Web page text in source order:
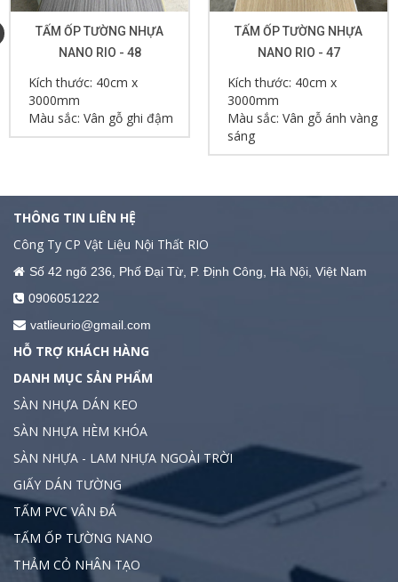
TẤM ỐP TƯỜNG NHỰA
NANO RIO - 48
Kích thước: 40cm x
3000mm
Màu sắc: Vân gỗ ghi đậm
TẤM ỐP TƯỜNG NHỰA
NANO RIO - 47
Kích thước: 40cm x
3000mm
Màu sắc: Vân gỗ ánh vàng
sáng
THÔNG TIN LIÊN HỆ
Công Ty CP Vật Liệu Nội Thất RIO
Số 42 ngõ 236, Phố Đại Từ, P. Định Công, Hà Nội, Việt Nam
0906051222
vatlieurio@gmail.com
HỖ TRỢ KHÁCH HÀNG
DANH MỤC SẢN PHẨM
SÀN NHỰA DÁN KEO
SÀN NHỰA HÈM KHÓA
SÀN NHỰA - LAM NHỰA NGOÀI TRỜI
GIẤY DÁN TƯỜNG
TẤM PVC VÂN ĐÁ
TẤM ỐP TƯỜNG NANO
THẢM CỎ NHÂN TẠO